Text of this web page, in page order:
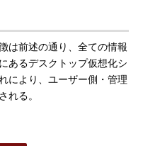
は前述の通り、全ての情報
あるデスクトップ仮想化シ
により、ユーザー側・管理
れる。